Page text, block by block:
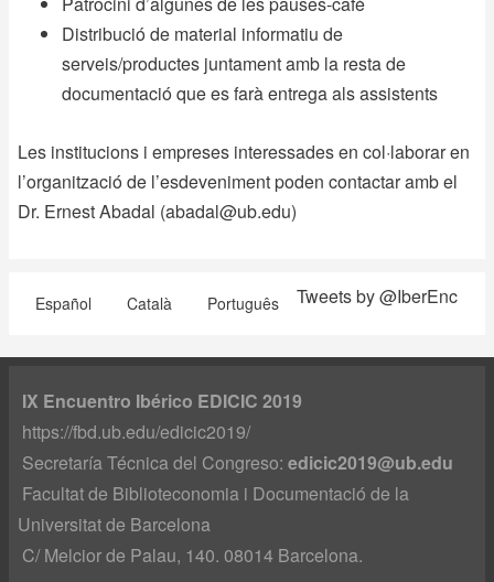
Distribució de material informatiu de
serveis/productes juntament amb la resta de
documentació que es farà entrega als assistents
Les institucions i empreses interessades en col·laborar en
l’organització de l’esdeveniment poden contactar amb el
Dr. Ernest Abadal (abadal@ub.edu)
Español Català Português Tweets by @IberEnc
IX Encuentro Ibérico EDICIC 2019
https://fbd.ub.edu/edicic2019/
Secretaría Técnica del Congreso: edicic2019@ub.edu
Facultat de Biblioteconomia i Documentació de la
Universitat de Barcelona
C/ Melcior de Palau, 140. 08014 Barcelona.